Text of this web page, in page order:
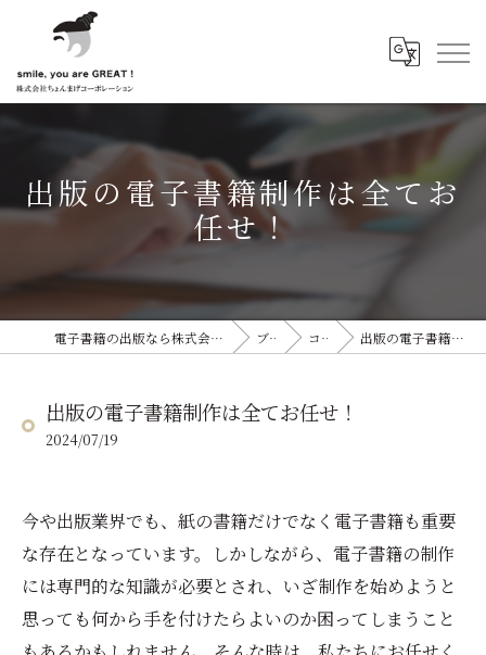
出版の電子書籍制作は全てお
任せ！
電子書籍の出版なら株式会社ちょんまげコーポレーション ブログ コラム 出版の電子書籍制作は全てお任せ！
出版の電子書籍制作は全てお任せ！
2024/07/19
今や出版業界でも、紙の書籍だけでなく電子書籍も重要
な存在となっています。しかしながら、電子書籍の制作
には専門的な知識が必要とされ、いざ制作を始めようと
思っても何から手を付けたらよいのか困ってしまうこと